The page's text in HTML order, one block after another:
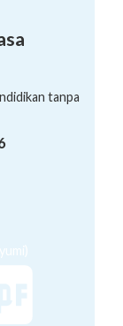
tanpa